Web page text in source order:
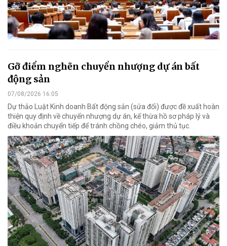
Gỡ điểm nghẽn chuyển nhượng dự án bất
động sản
07/08/2026 16:05
Dự thảo Luật Kinh doanh Bất động sản (sửa đổi) được đề xuất hoàn
thiện quy định về chuyển nhượng dự án, kế thừa hồ sơ pháp lý và
điều khoản chuyển tiếp để tránh chồng chéo, giảm thủ tục.